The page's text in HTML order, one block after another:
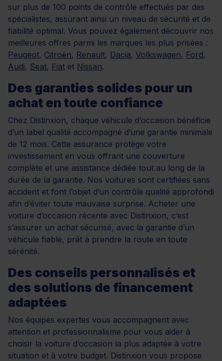
sur plus de 100 points de contrôle effectués par des
spécialistes, assurant ainsi un niveau de sécurité et de
fiabilité optimal. Vous pouvez également découvrir nos
meilleures offres parmi les marques les plus prisées :
Peugeot, Citroën, Renault, Dacia, Volkswagen, Ford,
Audi, Seat, Fiat et Nissan.
Des garanties solides pour un
achat en toute confiance
Chez Distinxion, chaque véhicule d’occasion bénéficie
d’un label qualité accompagné d’une garantie minimale
de 12 mois. Cette assurance protège votre
investissement en vous offrant une couverture
complète et une assistance dédiée tout au long de la
durée de la garantie. Nos voitures sont certifiées sans
accident et font l’objet d’un contrôle qualité approfondi
afin d’éviter toute mauvaise surprise. Acheter une
voiture d’occasion récente avec Distinxion, c’est
s’assurer un achat sécurisé, avec la garantie d’un
véhicule fiable, prêt à prendre la route en toute
sérénité.
Des conseils personnalisés et
des solutions de financement
adaptées
Nos équipes expertes vous accompagnent avec
attention et professionnalisme pour vous aider à
choisir la voiture d’occasion la plus adaptée à votre
situation et à votre budget. Distinxion vous propose